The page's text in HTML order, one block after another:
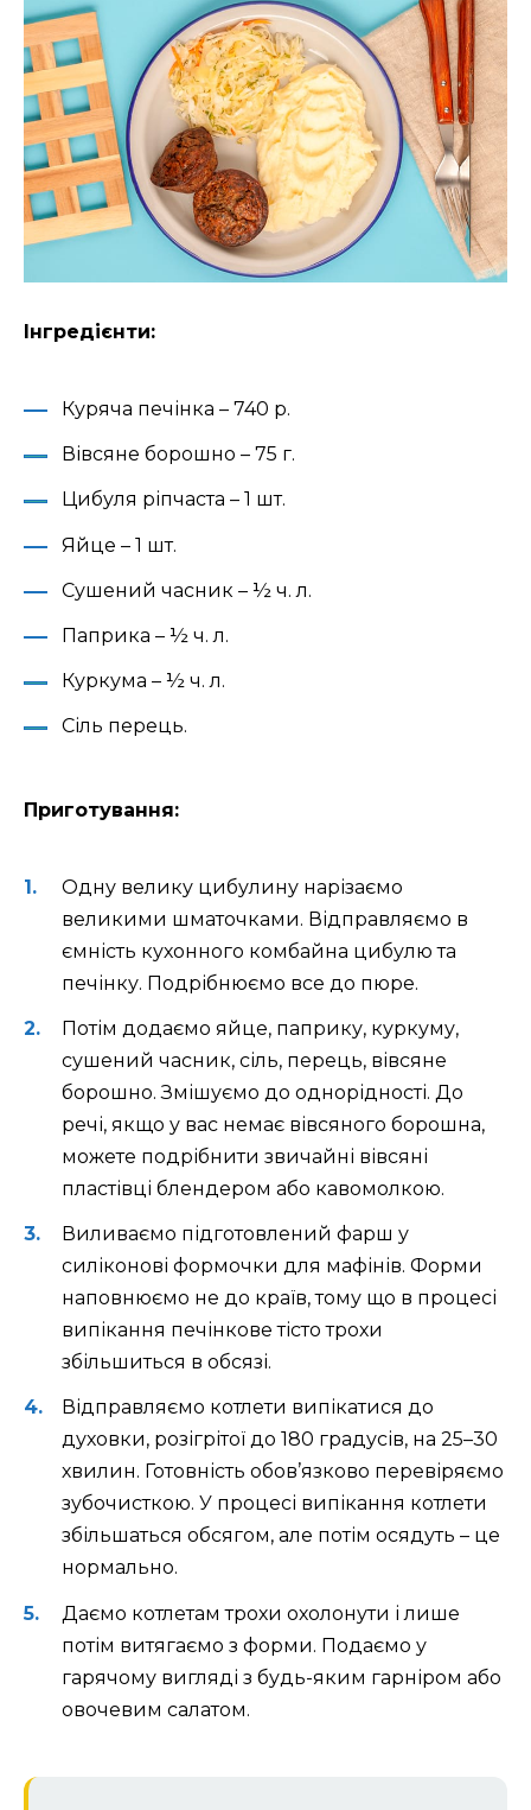
Інгредієнти:
Куряча печінка – 740 р.
Вівсяне борошно – 75 г.
Цибуля ріпчаста – 1 шт.
Яйце – 1 шт.
Сушений часник – ½ ч. л.
Паприка – ½ ч. л.
Куркума – ½ ч. л.
Сіль перець.
Приготування:
Одну велику цибулину нарізаємо
великими шматочками. Відправляємо в
ємність кухонного комбайна цибулю та
печінку. Подрібнюємо все до пюре.
Потім додаємо яйце, паприку, куркуму,
сушений часник, сіль, перець, вівсяне
борошно. Змішуємо до однорідності. До
речі, якщо у вас немає вівсяного борошна,
можете подрібнити звичайні вівсяні
пластівці блендером або кавомолкою.
Виливаємо підготовлений фарш у
силіконові формочки для мафінів. Форми
наповнюємо не до країв, тому що в процесі
випікання печінкове тісто трохи
збільшиться в обсязі.
Відправляємо котлети випікатися до
духовки, розігрітої до 180 градусів, на 25–30
хвилин. Готовність обов’язково перевіряємо
зубочисткою. У процесі випікання котлети
збільшаться обсягом, але потім осядуть – це
нормально.
Даємо котлетам трохи охолонути і лише
потім витягаємо з форми. Подаємо у
гарячому вигляді з будь-яким гарніром або
овочевим салатом.